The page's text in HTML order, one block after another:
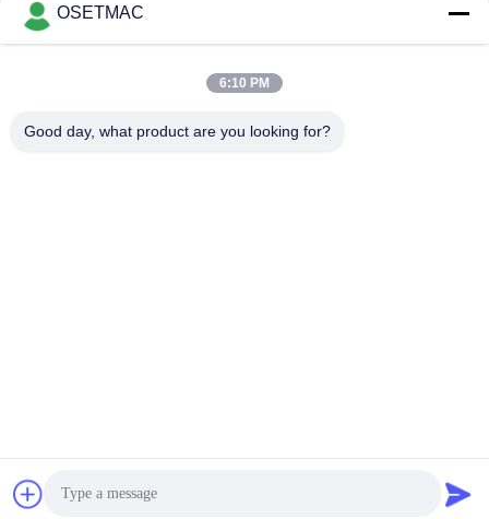
लोकप्रिय श्रेणियां
OSETMAC
6:10 PM
Good day, what product are you looking for?